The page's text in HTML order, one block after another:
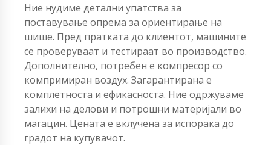
Ние нудиме детални упатства за
поставување опрема за ориентирање на
шише. Пред пратката до клиентот, машините
се проверуваат и тестираат во производство.
Дополнително, потребен е компресор со
компримиран воздух. Загарантирана е
комплетноста и ефикасноста. Ние одржуваме
залихи на делови и потрошни материјали во
магацин. Цената е вклучена за испорака до
градот на купувачот.